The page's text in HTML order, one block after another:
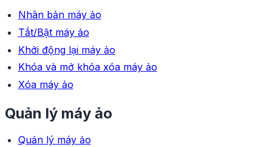
Nhân bản máy ảo
Tắt/Bật máy ảo
Khởi động lại máy ảo
Khóa và mở khóa xóa máy ảo
Xóa máy ảo
Quản lý máy ảo
Quản lý máy ảo